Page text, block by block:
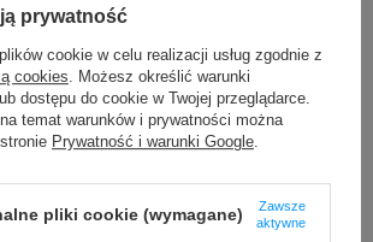
do zestawu).
prywatność
cookie w celu realizacji usług zgodnie z
cookies . Możesz określić warunki
dostępu do cookie w Twojej przeglądarce.
temat warunków i prywatności można
Prywatność i warunki Google
pliki cookie (wymagane)
Zawsze
aktywne